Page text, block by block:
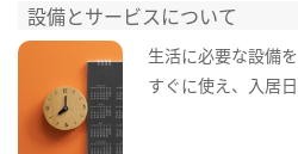
設備とサービスについて
生活に必要な設備
すぐに使え、入居